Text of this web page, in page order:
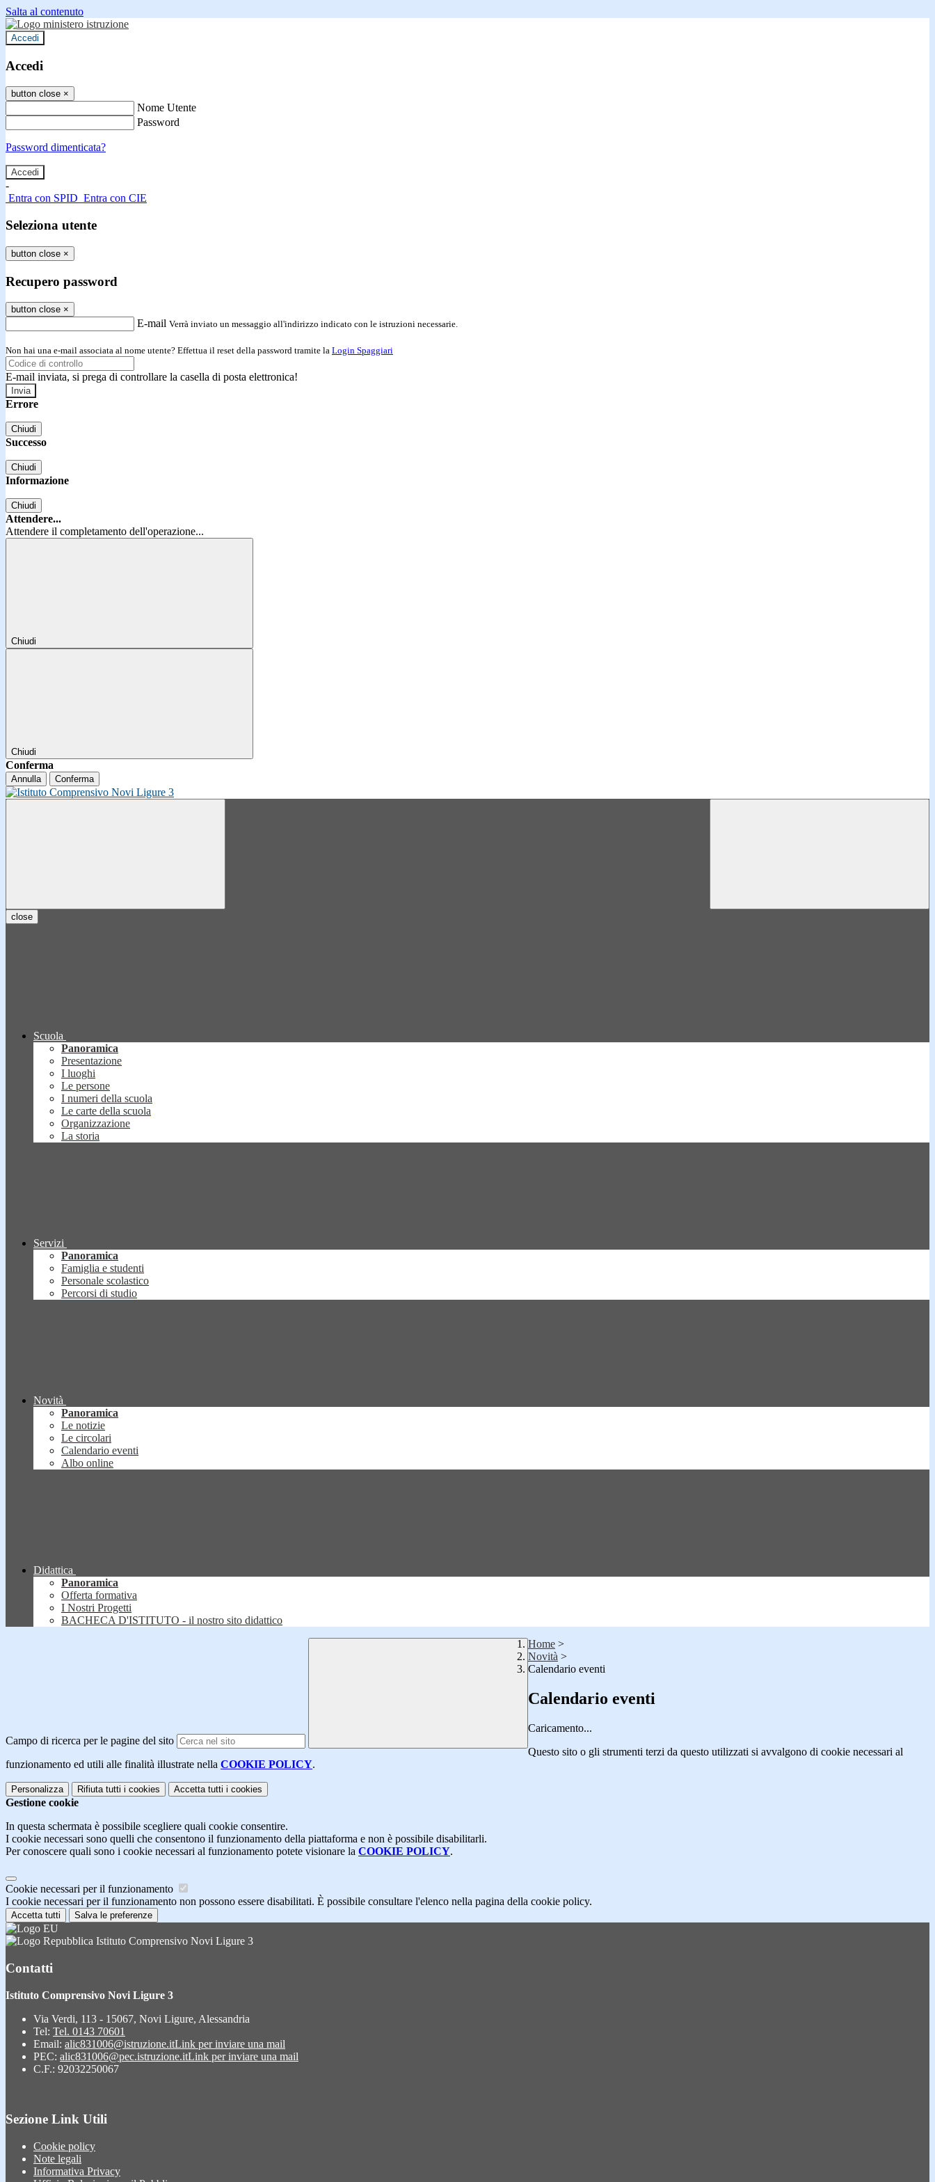
Salta al contenuto
Accedi
Accedi
button close ×
Nome Utente
Password
Password dimenticata?
-
Entra con SPID Entra con CIE
Seleziona utente
button close ×
Recupero password
button close ×
E-mail Verrà inviato un messaggio all'indirizzo indicato con le istruzioni necessarie.
Non hai una e-mail associata al nome utente? Effettua il reset della password tramite la Login Spaggiari
E-mail inviata, si prega di controllare la casella di posta elettronica!
Errore
Chiudi
Successo
Chiudi
Informazione
Chiudi
Attendere...
Attendere il completamento dell'operazione...
Chiudi
Chiudi
Conferma
Annulla Conferma
close
Scuola
Panoramica
Presentazione
I luoghi
Le persone
I numeri della scuola
Le carte della scuola
Organizzazione
La storia
Servizi
Panoramica
Famiglia e studenti
Personale scolastico
Percorsi di studio
Novità
Panoramica
Le notizie
Le circolari
Calendario eventi
Albo online
Didattica
Panoramica
Offerta formativa
I Nostri Progetti
BACHECA D'ISTITUTO - il nostro sito didattico
Campo di ricerca per le pagine del sito
Home >
Novità >
Calendario eventi
Calendario eventi
Caricamento...
Questo sito o gli strumenti terzi da questo utilizzati si avvalgono di cookie necessari al
funzionamento ed utili alle finalità illustrate nella COOKIE POLICY.
Personalizza Rifiuta tutti i cookies Accetta tutti i cookies
Gestione cookie
In questa schermata è possibile scegliere quali cookie consentire.
I cookie necessari sono quelli che consentono il funzionamento della piattaforma e non è possibile disabilitarli.
Per conoscere quali sono i cookie necessari al funzionamento potete visionare la COOKIE POLICY.
Cookie necessari per il funzionamento
I cookie necessari per il funzionamento non possono essere disabilitati. È possibile consultare l'elenco nella pagina della cookie policy.
Accetta tutti Salva le preferenze
Istituto Comprensivo Novi Ligure 3
Contatti
Istituto Comprensivo Novi Ligure 3
Via Verdi, 113 - 15067, Novi Ligure, Alessandria
Tel: Tel. 0143 70601
Email: alic831006@istruzione.itLink per inviare una mail
PEC: alic831006@pec.istruzione.itLink per inviare una mail
C.F.: 92032250067
Sezione Link Utili
Cookie policy
Note legali
Informativa Privacy